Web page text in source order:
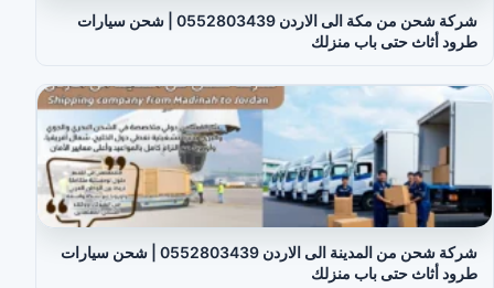
شركة شحن من مكة الى الاردن 0552803439 | شحن سيارات
طرود أثاث حتى باب منزلك
شركة شحن من المدينة الى الاردن 0552803439 | شحن سيارات
طرود أثاث حتى باب منزلك